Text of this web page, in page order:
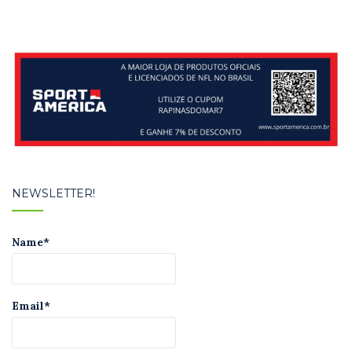
NEWSLETTER!
Name*
Email*